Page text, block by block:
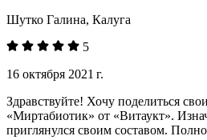
Шутко Галина, Калуга
5
16 октября 2021 г.
Здравствуйте! Хочу поделиться
«Миртабиотик» от «Витаукт».
приглянулся своим составом.